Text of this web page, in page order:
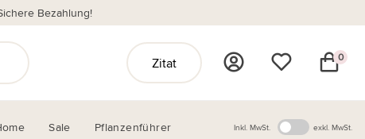
Bezahlung!
Zitat 0
Sale Pflanzenführer Inkl. MwSt. exkl. MwSt.